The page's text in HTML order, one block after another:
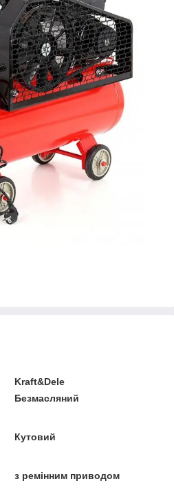
Kraft&Dele
Безмасляний
Кутовий
з ремінним приводом